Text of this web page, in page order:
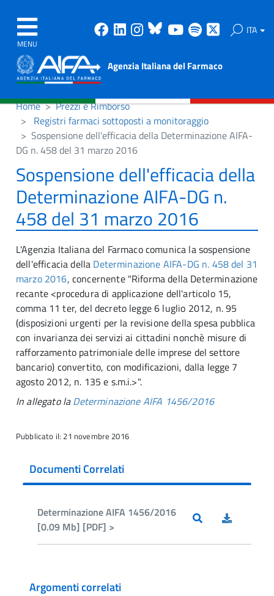
MENU
Facebook
Linkedin
Instagram
Bluesky
Youtube
Spotify ITA
Agenzia Italiana del Farmaco
Home
Prezzi e Rimborso
Registri farmaci sottoposti a monitoraggio
Sospensione dell'efficacia della Determinazione AIFA-
DG n. 458 del 31 marzo 2016
Sospensione dell'efficacia della
Determinazione AIFA-DG n.
458 del 31 marzo 2016
L'Agenzia Italiana del Farmaco comunica la sospensione
dell'efficacia della Determinazione AIFA-DG n. 458 del 31
marzo 2016, concernente "Riforma della Determinazione
recante <procedura di applicazione dell'articolo 15,
comma 11 ter, del decreto legge 6 luglio 2012, n. 95
(disposizioni urgenti per la revisione della spesa pubblica
con invarianza dei servizi ai cittadini nonchè misure di
rafforzamento patrimoniale delle imprese del settore
bancario) convertito, con modificazioni, dalla legge 7
agosto 2012, n. 135 e s.m.i.>".
In allegato laDeterminazione AIFA 1456/2016
Pubblicato il: 21 novembre 2016
Documenti Correlati
Determinazione AIFA 1456/2016
[0.09 Mb] [PDF] >
Argomenti correlati